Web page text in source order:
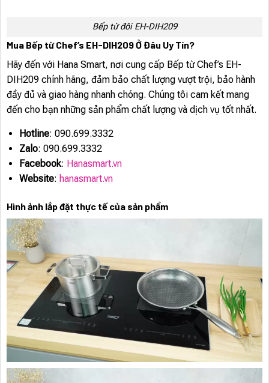
Bếp từ đôi EH-DIH209
Mua Bếp từ Chef’s EH-DIH209 Ở Đâu Uy Tín?
Hãy đến với Hana Smart, nơi cung cấp Bếp từ Chef’s EH-
DIH209 chính hãng, đảm bảo chất lượng vượt trội, bảo hành
đầy đủ và giao hàng nhanh chóng. Chúng tôi cam kết mang
đến cho bạn những sản phẩm chất lượng và dịch vụ tốt nhất.
Hotline: 090.699.3332
Zalo: 090.699.3332
Facebook: Hanasmart.vn
Website: hanasmart.vn
Hình ảnh lắp đặt thực tế của sản phẩm